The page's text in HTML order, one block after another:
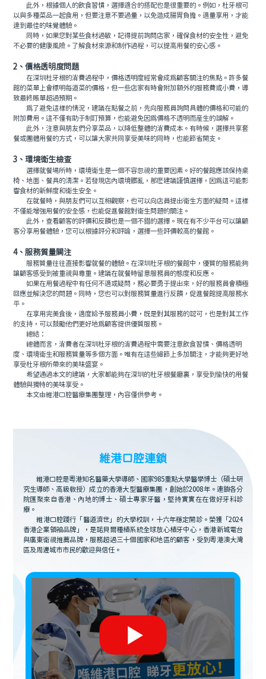
此外，根據個人的飲食習慣，選擇適合的搭配也是很重要的。例如，杜牙根可
以與多種菜品一起食用，但要注意不要過量，以免造成腸胃負擔。適量享用，才能
達到最佳的味覺體驗。
同時，如果您對某些食材過敏，記得提前詢問店家，確保食材的安全性，避免
不必要的健康風險。了解食材來源和制作過程，可以提高用餐的安心感。
2、價格透明度問題
在深圳杜牙根的消費過程中，價格透明度經常會成爲顧客關注的焦點。許多餐
館的菜單上會標明每道菜的價格，但一些店家有時會附加額外的服務費或小費，導
致最終賬單超過預期。
爲了避免這樣的情況，建議在點餐之前，先向服務員詢問具體的價格和可能的
附加費用。這不僅有助于制訂預算，也能避免因爲價格不透明而産生的誤解。
此外，注意與朋友們分享菜品，以降低整體的消費成本。有時候，選擇共享套
餐或團體用餐的方式，可以讓大家共同享受美味的同時，也能節省開支。
3、環境衛生檢查
選擇就餐場所時，環境衛生是一個不容忽視的重要因素。好的餐館應該保持桌
椅、地面、餐具的清潔。若發現店內環境髒亂，那麽建議謹慎選擇，因爲這可能影
響食材的新鮮度和衛生安全。
在就餐時，與朋友們可以互相觀察，也可以向店員提出衛生方面的疑問。這樣
不僅能增強用餐的安全感，也能促進餐館對衛生問題的關注。
此外，查看顧客的評價和反饋也是一個不錯的選擇。現在有不少平台可以讓顧
客分享用餐體驗，您可以根據評分和評論，選擇一些評價較高的餐館。
4、服務質量關注
服務質量往往直接影響就餐的體驗。在深圳杜牙根的餐館中，優質的服務能夠
讓顧客感受到被重視與尊重。建議在就餐時留意服務員的態度和反應。
如果在用餐過程中有任何不適或疑問，務必要勇于提出來，好的服務員會積極
回應並解決您的問題。同時，您也可以對服務質量進行反饋，促進餐館提高服務水
平。
在享用完美食後，適度給予服務員小費，既是對其服務的認可，也是對其工作
的支持，可以鼓勵他們更好地爲顧客提供優質服務。
總結：
總體而言，消費者在深圳杜牙根的消費過程中需要注意飲食習慣、價格透明
度、環境衛生和服務質量等多個方面。唯有在這些細節上多加關注，才能夠更好地
享受杜牙根所帶來的美味盛宴。
希望通過本文的建議，大家都能夠在深圳的杜牙根餐廳裏，享受到愉快的用餐
體驗與獨特的美味享受。
本文由維港口腔醫療集團整理，內容僅供參考。
維港口腔連鎖
維港口腔是粵港知名醫藥大學導師、國家985重點大學醫學博士（碩士研
究生導師、高級教授）成立的香港大型醫療集團，創始於2008年。連鎖各分
院匯聚來自香港、內地的博士、碩士專家牙醫，堅持實實在在做好牙科診
療。
維港口腔踐行「醫道濟世」的大學校訓，十六年穩定開診。榮獲「2024
香港企業領袖品牌」，是諾貝爾種植系統全球放心植牙中心，香港新城電台
與廣東衛視推薦品牌，服務超過三十個國家和地區的顧客，受到粵港澳大灣
區及周邊城市市民的歡迎與信任。